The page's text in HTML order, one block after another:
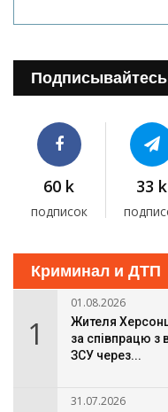
Подписывайтесь
60 k
подписок
33 k
Криминал и ДТП
1
01.08.2026
Жителя
за співпрацю з
ЗСУ через...
31.07.2026